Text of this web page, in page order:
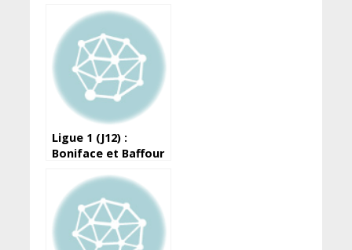
around the city
Ligue 1 (J12) :
Boniface et Baffour
devant les militaires
de l’ASFAG